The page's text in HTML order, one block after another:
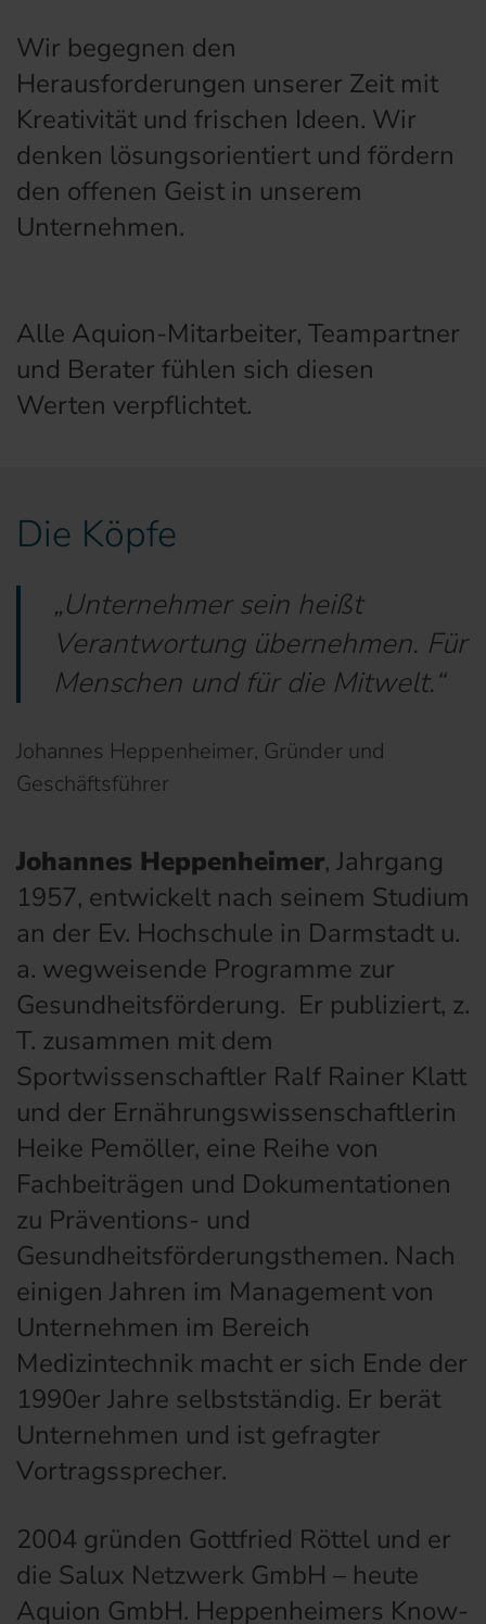
Wir begegnen den
Herausforderungen unserer Zeit mit
Kreativität und frischen Ideen. Wir
denken lösungsorientiert und fördern
den offenen Geist in unserem
Unternehmen.
Alle Aquion-Mitarbeiter, Teampartner
und Berater fühlen sich diesen
Werten verpflichtet.
Die Köpfe
„Unternehmer sein heißt
Verantwortung übernehmen. Für
Menschen und für die Mitwelt.“
Johannes Heppenheimer, Gründer und
Geschäftsführer
Johannes Heppenheimer, Jahrgang
1957, entwickelt nach seinem Studium
an der Ev. Hochschule in Darmstadt u.
a. wegweisende Programme zur
Gesundheitsförderung. Er publiziert, z.
T. zusammen mit dem
Sportwissenschaftler Ralf Rainer Klatt
und der Ernährungswissenschaftlerin
Heike Pemöller, eine Reihe von
Fachbeiträgen und Dokumentationen
zu Präventions- und
Gesundheitsförderungsthemen. Nach
einigen Jahren im Management von
Unternehmen im Bereich
Medizintechnik macht er sich Ende der
1990er Jahre selbstständig. Er berät
Unternehmen und ist gefragter
Vortragssprecher.
2004 gründen Gottfried Röttel und er
die Salux Netzwerk GmbH – heute
Aquion GmbH. Heppenheimers Know-